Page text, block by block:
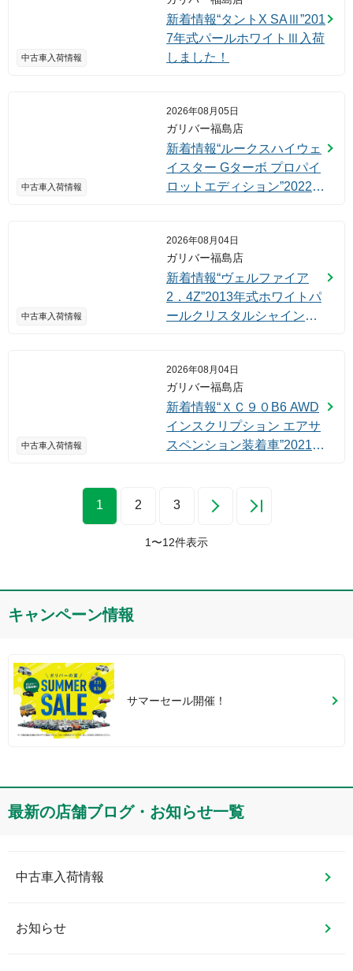
中古車入荷情報
新着情報“タントX SAⅢ”201
7年式パールホワイトⅢ入荷
しました！
中古車入荷情報
2026年08月05日
ガリバー福島店
新着情報“ルークスハイウェ
イスター Gターボ プロパイ
ロットエディション”2022年
中古車入荷情報
2026年08月04日
ガリバー福島店
新着情報“ヴェルファイア
2．4Z”2013年式ホワイトパ
ールクリスタルシャイン入
中古車入荷情報
2026年08月04日
ガリバー福島店
新着情報“ＸＣ９０B6 AWD
インスクリプション エアサ
スペンション装着車”2021年
1
2 3
1 〜12件表示
キャンペーン情報
サマーセール開催！
最新の店舗ブログ・お知らせ一覧
中古車入荷情報
お知らせ